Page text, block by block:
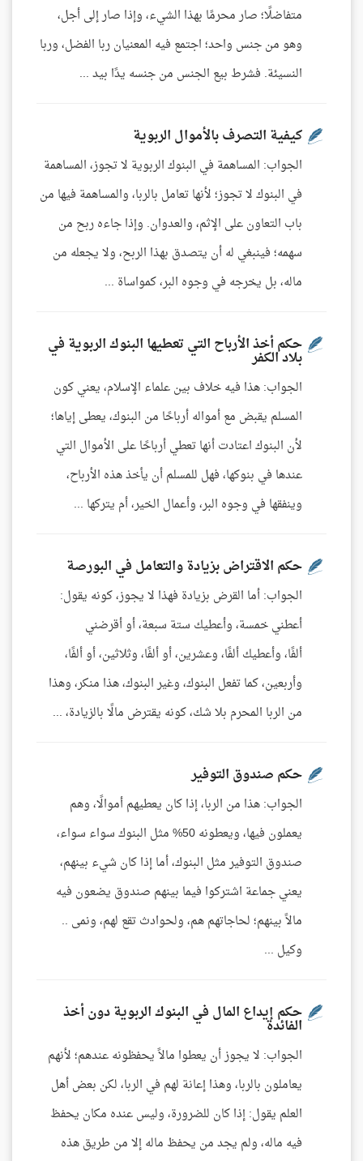
متفاضلًا؛ صار محرمًا بهذا الشيء، وإذا صار إلى أجل،
وهو من جنس واحد؛ اجتمع فيه المعنيان ربا الفضل، وربا
النسيئة. فشرط بيع الجنس من جنسه يدًا بيد ...
كيفية التصرف بالأموال الربوية
الجواب: المساهمة في البنوك الربوية لا تجوز، المساهمة
في البنوك لا تجوز؛ لأنها تعامل بالربا، والمساهمة فيها من
باب التعاون على الإثم، والعدوان. وإذا جاءه ربح من
سهمه؛ فينبغي له أن يتصدق بهذا الربح، ولا يجعله من
ماله، بل يخرجه في وجوه البر، كمواساة ...
حكم أخذ الأرباح التي تعطيها البنوك الربوية في
بلاد الكفر
الجواب: هذا فيه خلاف بين علماء الإسلام، يعني كون
المسلم يقبض مع أمواله أرباحًا من البنوك، يعطى إياها؛
لأن البنوك اعتادت أنها تعطي أرباحًا على الأموال التي
عندها في بنوكها، فهل للمسلم أن يأخذ هذه الأرباح،
وينفقها في وجوه البر، وأعمال الخير، أم يتركها ...
حكم الاقتراض بزيادة والتعامل في البورصة
الجواب: أما القرض بزيادة فهذا لا يجوز، كونه يقول:
أعطني خمسة، وأعطيك ستة سبعة، أو أقرضني
ألفًا، وأعطيك ألفًا، وعشرين، أو ألفًا، وثلاثين، أو ألفًا،
وأربعين، كما تفعل البنوك، وغير البنوك، هذا منكر، وهذا
من الربا المحرم بلا شك، كونه يقترض مالًا بالزيادة، ...
حكم صندوق التوفير
الجواب: هذا من الربا، إذا كان يعطيهم أموالًا، وهم
يعملون فيها، ويعطونه 50% مثل البنوك سواء سواء،
صندوق التوفير مثل البنوك، أما إذا كان شيء بينهم،
يعني جماعة اشتركوا فيما بينهم صندوق يضعون فيه
مالاً بينهم؛ لحاجاتهم هم، ولحوادث تقع لهم، ونمى ..
وكيل ...
حكم إيداع المال في البنوك الربوية دون أخذ
الفائدة
الجواب: لا يجوز أن يعطوا مالاً يحفظونه عندهم؛ لأنهم
يعاملون بالربا، وهذا إعانة لهم في الربا، لكن بعض أهل
العلم يقول: إذا كان للضرورة، وليس عنده مكان يحفظ
فيه ماله، ولم يجد من يحفظ ماله إلا من طريق هذه